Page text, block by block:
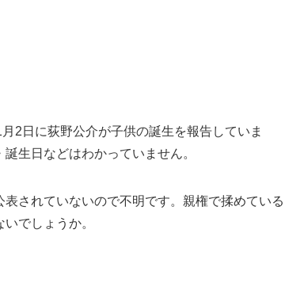
2日に荻野公介が子供の誕生を報告していま
生日などはわかっていません。
されていないので不明です。親権で揉めている
でしょうか。